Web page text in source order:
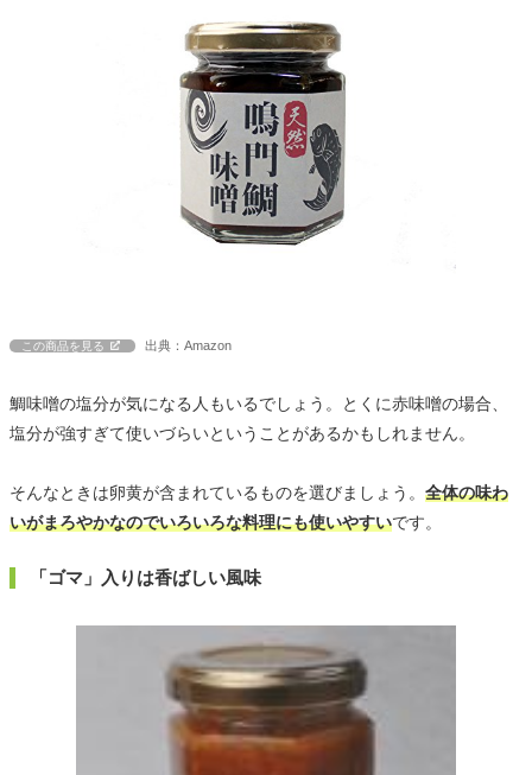
この商品を見る 出典：Amazon
鯛味噌の塩分が気になる人もいるでしょう。とくに赤味噌の場合、
塩分が強すぎて使いづらいということがあるかもしれません。
そんなときは卵黄が含まれているものを選びましょう。 全体の味わ
いがまろやかなのでいろいろな料理にも使いやすいです。
「ゴマ」入りは香ばしい風味